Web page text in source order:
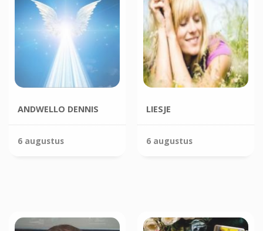
ANDWELLO DENNIS
6 augustus
LIESJE
6 augustus